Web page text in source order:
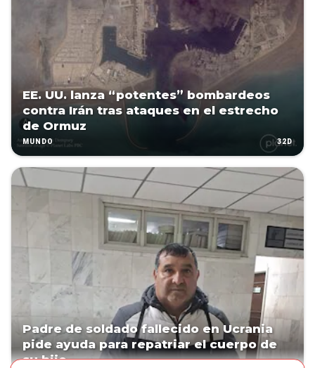
EE. UU. lanza “potentes” bombardeos
contra Irán tras ataques en el estrecho
de Ormuz
MUNDO 32D
Padre de soldado fallecido en Ucrania
pide ayuda para repatriar el cuerpo de
su hijo